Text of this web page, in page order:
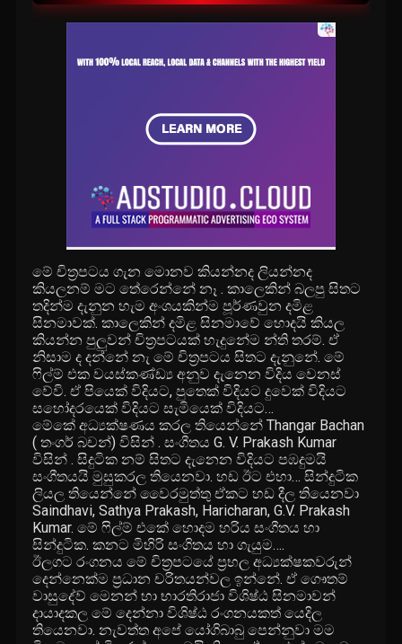
මේ චිත්‍රපටය ගැන මොනව කියන්නද ලියන්නද
කියලනම් මට තේරෙන්නේ නෑ . කාලෙකින් බලපු සිතට
තදින්ම දැනුන හැම අංශයකින්ම පූර්ණවුන දමිළ
සිනමාවක්. කාලෙකින් දමිළ සිනමාවේ හොදයි කියල
කියන්න පුලුවන් චිත්‍රපටයක් හැදුනේම න්ති තරම්. ඒ
නිසාම ද දන්නේ නැ මේ චිත්‍රපටය සිතට දැනුනේ. මේ
ෆිල්ම් එක වයස්කණ්ඩ්‍ය අනුව දැනෙන විදිය වෙනස්
වේවි. ඒ පියෙක් විදියට, පුතෙක් විදියට දුවෙක් විදියට
සහෝදරයෙක් විදියට සැමියෙක් විදියට…
මේකේ අධ්‍යක්ෂණය කරල තියෙන්නේ Thangar Bachan
( තංගර් බචන්) විසින් . සංගීතය G. V. Prakash Kumar
විසින් . සිදුටික නම් සිතට දැනෙන විදියට පඹදුමයි
සංගීතයයි මුසුකරල තියෙනවා. හඩ ඊට එහා… සින්දුටික
ලියල තියෙන්නේ වෛරමුත්තු ඒකට හඩ දීල තියෙනවා
Saindhavi, Sathya Prakash, Haricharan, G.V. Prakash
Kumar. මේ ෆිල්ම් එකේ හොදම හරිය සංගීතය හා
සින්දුටික. කනට මිහිරි සංගිතය හා ගැයුම….
ඊලගට රංගනය මේ චිත්‍රපටයේ ප්‍රභල අධ්‍යක්ෂකවරුන්
දෙන්නෙක්ම ප්‍රධාන චරිතයන්වල ඉන්නේ. ඒ ගෞතම්
වාසුදේව් මෙනන් හා භාරතිරාජා විශිෂ්ඨ සිනමාවන්
දායාදකල මේ දෙන්නා විශිෂ්ඨ රංගනයකත් යෙදිල
තියෙනවා. නැවත්ත අපේ යෝගිබාබු පෙන්නුවා මම